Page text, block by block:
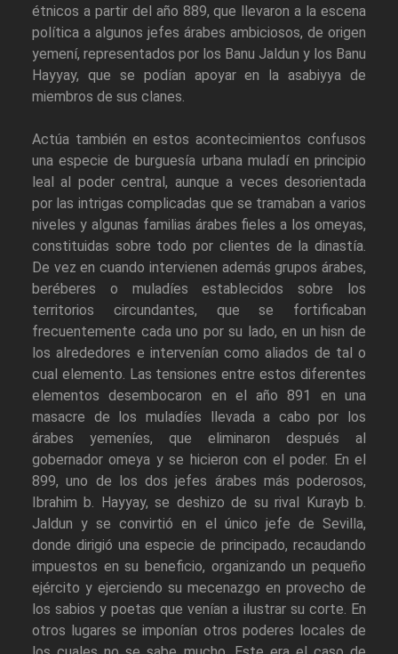
étnicos a partir del año 889, que llevaron a la escena
política a algunos jefes árabes ambiciosos, de origen
yemení, representados por los Banu Jaldun y los Banu
Hayyay, que se podían apoyar en la asabiyya de
miembros de sus clanes.
Actúa también en estos acontecimientos confusos
una especie de burguesía urbana muladí en principio
leal al poder central, aunque a veces desorientada
por las intrigas complicadas que se tramaban a varios
niveles y algunas familias árabes fieles a los omeyas,
constituidas sobre todo por clientes de la dinastía.
De vez en cuando intervienen además grupos árabes,
beréberes o muladíes establecidos sobre los
territorios circundantes, que se fortificaban
frecuentemente cada uno por su lado, en un hisn de
los alrededores e intervenían como aliados de tal o
cual elemento. Las tensiones entre estos diferentes
elementos desembocaron en el año 891 en una
masacre de los muladíes llevada a cabo por los
árabes yemeníes, que eliminaron después al
gobernador omeya y se hicieron con el poder. En el
899, uno de los dos jefes árabes más poderosos,
Ibrahim b. Hayyay, se deshizo de su rival Kurayb b.
Jaldun y se convirtió en el único jefe de Sevilla,
donde dirigió una especie de principado, recaudando
impuestos en su beneficio, organizando un pequeño
ejército y ejerciendo su mecenazgo en provecho de
los sabios y poetas que venían a ilustrar su corte. En
otros lugares se imponían otros poderes locales de